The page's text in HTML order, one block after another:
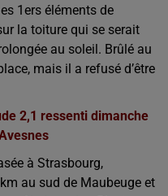
1ers éléments de
la toiture qui se serait
au soleil. Brûlé au
mais il a refusé d’être
2,1 ressenti dimanche
à Strasbourg,
au sud de Maubeuge et